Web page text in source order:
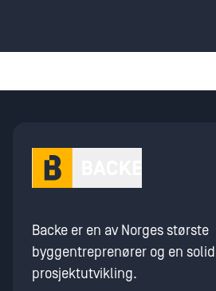
Backe er en av Norges største
byggentreprenører og en
prosjektutvikling.